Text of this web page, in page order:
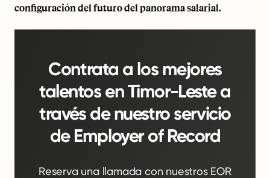
configuración del futuro del panorama salarial.
Contrata a los mejores
talentos en Timor-Leste a
través de nuestro servicio
de Employer of Record
Reserva una llamada con nuestros EOR